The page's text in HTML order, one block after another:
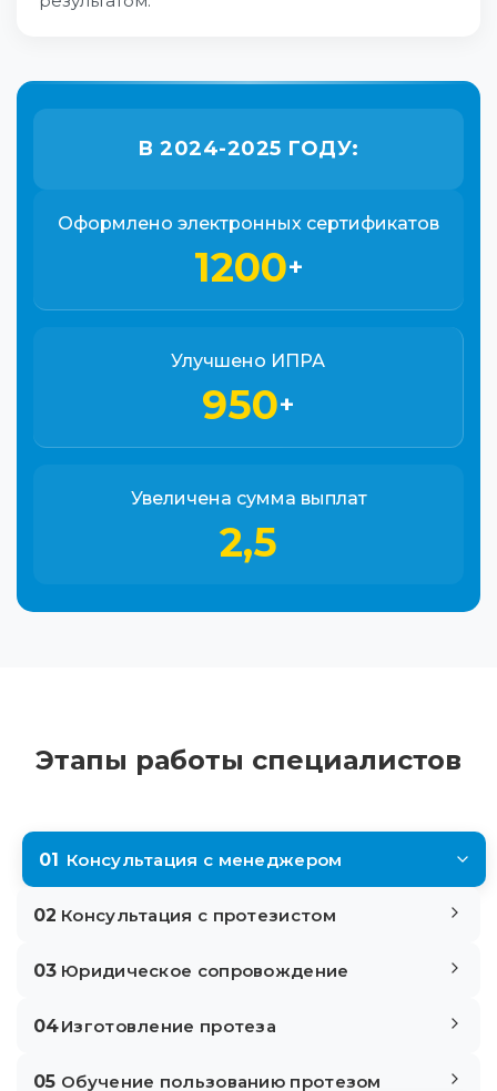
В 2024-2025 ГОДУ:
Оформлено электронных сертификатов
1200+
Улучшено ИПРА
950+
Увеличена сумма выплат
2,5
Этапы работы специалистов
01 Консультация с менеджером
02 Консультация с протезистом
03 Юридическое сопровождение
04Изготовление протеза
05 Обучение пользованию протезом